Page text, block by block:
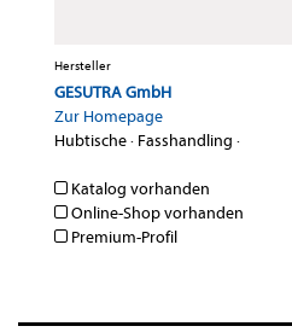
Hersteller
GESUTRA GmbH
Zur Homepage
Hubtische· Fasshandling ·
Katalog vorhanden
Online-Shop vorhanden
Premium-Profil